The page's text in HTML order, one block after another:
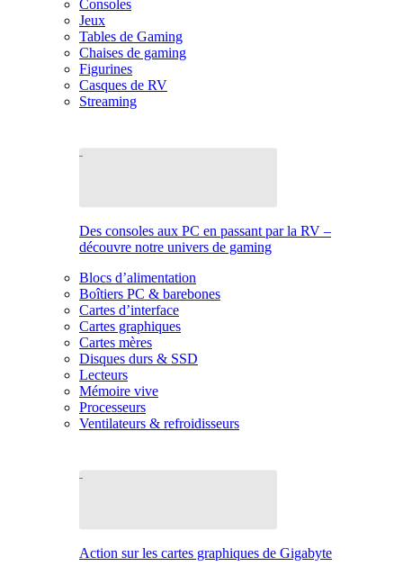
Consoles
Jeux
Tables de Gaming
Chaises de gaming
Figurines
Casques de RV
Streaming
Des consoles aux PC en passant par la RV –
découvre notre univers de gaming
Blocs d’alimentation
Boîtiers PC & barebones
Cartes d’interface
Cartes graphiques
Cartes mères
Disques durs & SSD
Lecteurs
Mémoire vive
Processeurs
Ventilateurs & refroidisseurs
Action sur les cartes graphiques de Gigabyte